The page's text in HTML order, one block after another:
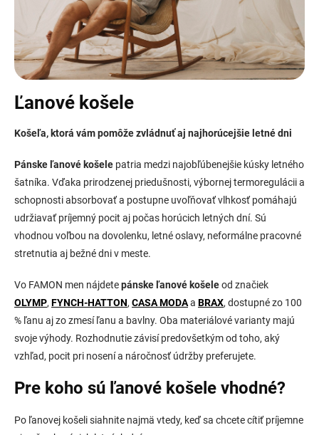
Ľanové košele
Košeľa, ktorá vám pomôže zvládnuť aj najhorúcejšie letné dni
Pánske ľanové košele patria medzi najobľúbenejšie kúsky letného
šatníka. Vďaka prirodzenej priedušnosti, výbornej termoregulácii a
schopnosti absorbovať a postupne uvoľňovať vlhkosť pomáhajú
udržiavať príjemný pocit aj počas horúcich letných dní. Sú
vhodnou voľbou na dovolenku, letné oslavy, neformálne pracovné
stretnutia aj bežné dni v meste.
Vo FAMON men nájdetepánske ľanové košeleod značiek
OLYMP, FYNCH-HATTON, CASA MODAa BRAX, dostupné zo 100
% ľanu aj zo zmesí ľanu a bavlny. Oba materiálové varianty majú
svoje výhody. Rozhodnutie závisí predovšetkým od toho, aký
vzhľad, pocit pri nosení a náročnosť údržby preferujete.
Pre koho sú ľanové košele vhodné?
Po ľanovej košeli siahnite najmä vtedy, keď sa chcete cítiť príjemne